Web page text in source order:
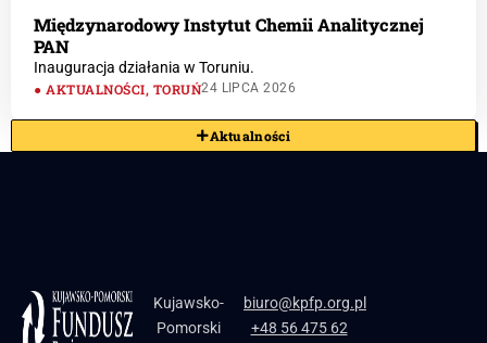
Międzynarodowy Instytut Chemii Analitycznej
PAN
Inauguracja działania w Toruniu.
AKTUALNOŚCI, TORUŃ24 LIPCA 2026
Aktualności
Kujawsko-
Pomorski
biuro@kpfp.org.pl
+48 56 475 62